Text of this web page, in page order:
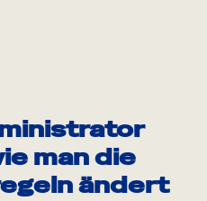
man die
ändert